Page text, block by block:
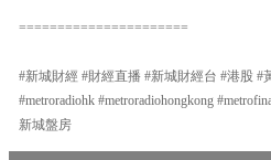
======================
#新城財經 #財經直播 #新城財經台 #港股 #
#metroradiohk #metroradiohongkong
新城盤房